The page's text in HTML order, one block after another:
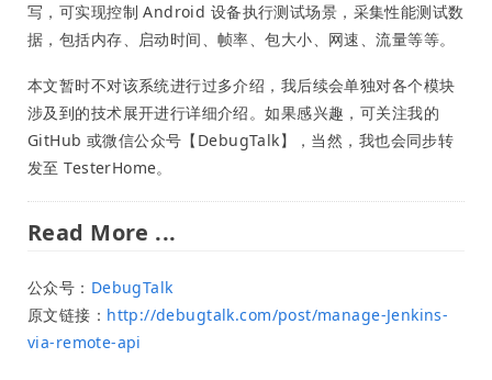
写，可实现控制 Android 设备执行测试场景，采集性能测试数
据，包括内存、启动时间、帧率、包大小、网速、流量等等。
本文暂时不对该系统进行过多介绍，我后续会单独对各个模块
涉及到的技术展开进行详细介绍。如果感兴趣，可关注我的
GitHub 或微信公众号【DebugTalk】，当然，我也会同步转
发至 TesterHome。
Read More ...
公众号： DebugTalk
原文链接： http://debugtalk.com/post/manage-Jenkins-
via-remote-api